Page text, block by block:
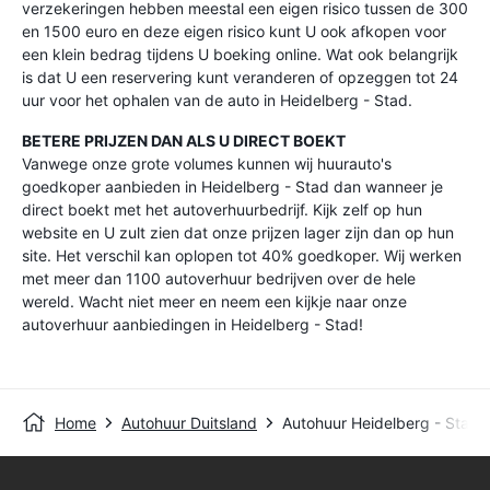
verzekeringen hebben meestal een eigen risico tussen de 300
en 1500 euro en deze eigen risico kunt U ook afkopen voor
een klein bedrag tijdens U boeking online. Wat ook belangrijk
is dat U een reservering kunt veranderen of opzeggen tot 24
uur voor het ophalen van de auto in Heidelberg - Stad.
BETERE PRIJZEN DAN ALS U DIRECT BOEKT
Vanwege onze grote volumes kunnen wij huurauto's
goedkoper aanbieden in Heidelberg - Stad dan wanneer je
direct boekt met het autoverhuurbedrijf. Kijk zelf op hun
website en U zult zien dat onze prijzen lager zijn dan op hun
site. Het verschil kan oplopen tot 40% goedkoper. Wij werken
met meer dan 1100 autoverhuur bedrijven over de hele
wereld. Wacht niet meer en neem een kijkje naar onze
autoverhuur aanbiedingen in Heidelberg - Stad!
Home Autohuur Duitsland Autohuur Heidelberg - Stad